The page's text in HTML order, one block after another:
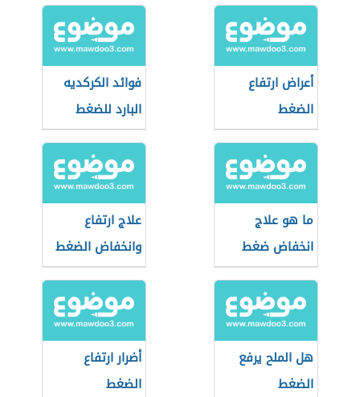
أعراض ارتفاع
الضغط
فوائد الكركديه
البارد للضغط
ما هو علاج
انخفاض ضغط
الدم
علاج ارتفاع
وانخفاض الضغط
هل الملح يرفع
الضغط
أضرار ارتفاع
الضغط